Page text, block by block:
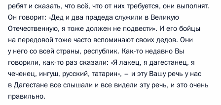
ребят и сказать, что всё, что от них требуется, они выполнят.
Он говорит: «Дед и два прадеда служили в Великую
Отечественную, я тоже должен не подвести». И его бойцы
на передовой тоже часто вспоминают своих дедов. Они
у него со всей страны, республик. Как-то недавно Вы
говорили, как-то раз сказали: «Я лакец, я дагестанец, я
чеченец, ингуш, русский, татарин», – и эту Вашу речь у нас
в Дагестане все слышали и все видели эту речь, и это очень
правильно.